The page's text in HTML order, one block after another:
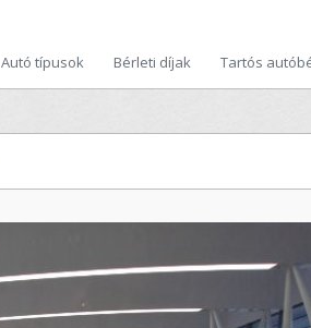
Autó típusok Bérleti díjak Tartós